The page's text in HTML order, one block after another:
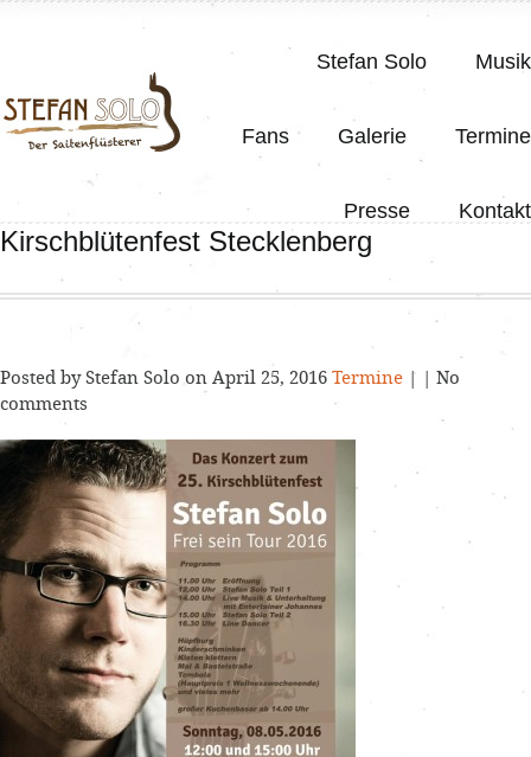
Stefan Solo Musik
Fans Galerie Termine
Presse Kontakt
Kirschblütenfest Stecklenberg
Posted by Stefan Solo on April 25, 2016 Termine | | No
comments